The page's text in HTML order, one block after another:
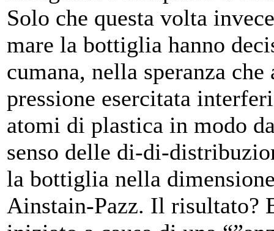
Solo che questa volta
mare la bottiglia hanno
cumana, nella speranza
pressione esercitata
atomi di plastica in modo
senso delle di-di-
la bottiglia nella
Ainstain-Pazz. Il risultato?